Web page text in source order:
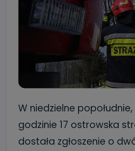
W niedzielne
godzinie 17 ostrowska
dostała zgłoszenie o